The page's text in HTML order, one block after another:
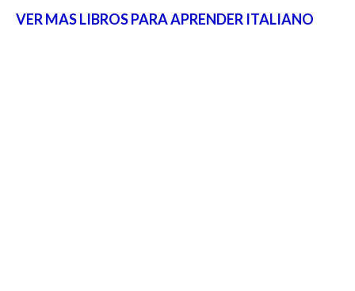
VER MAS LIBROS PARA APRENDER ITALIANO